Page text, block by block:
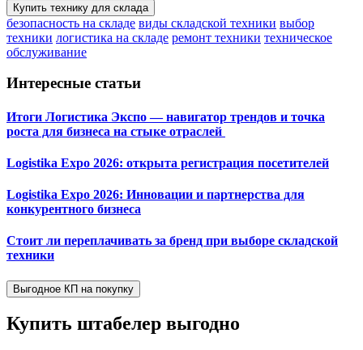
Купить технику для склада
безопасность на складе виды складской техники выбор
техники логистика на складе ремонт техники техническое
обслуживание
Интересные статьи
Итоги Логистика Экспо — навигатор трендов и точка
роста для бизнеса на стыке отраслей
Logistika Expo 2026: открыта регистрация посетителей
Logistika Expo 2026: Инновации и партнерства для
конкурентного бизнеса
Стоит ли переплачивать за бренд при выборе складской
техники
Выгодное КП на покупку
Купить штабелер выгодно